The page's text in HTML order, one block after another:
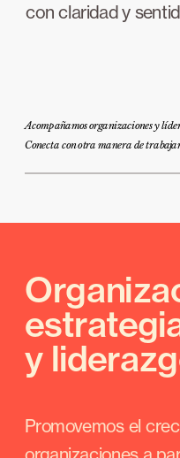
con claridad y
Acompañamos organizaciones y
Conecta con otra manera de
Promovemos el
organizaciones a
y